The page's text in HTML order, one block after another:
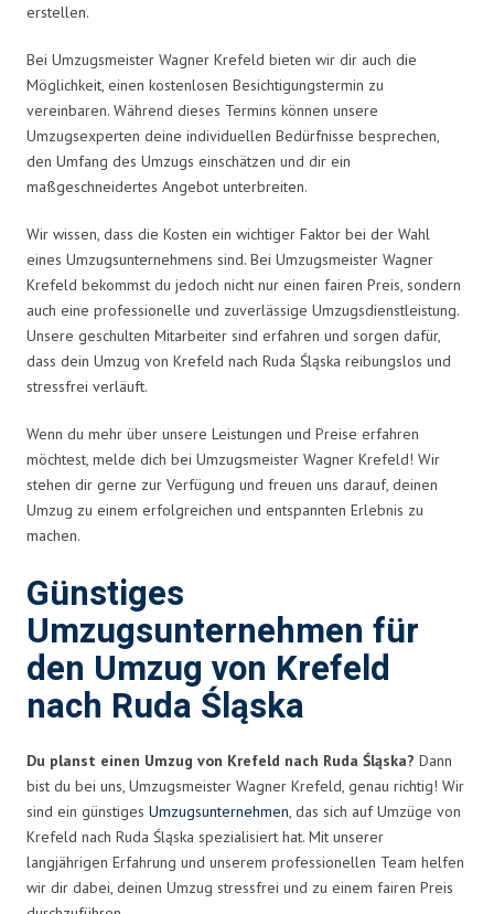
erstellen.
Bei Umzugsmeister Wagner Krefeld bieten wir dir auch die
Möglichkeit, einen kostenlosen Besichtigungstermin zu
vereinbaren. Während dieses Termins können unsere
Umzugsexperten deine individuellen Bedürfnisse besprechen,
den Umfang des Umzugs einschätzen und dir ein
maßgeschneidertes Angebot unterbreiten.
Wir wissen, dass die Kosten ein wichtiger Faktor bei der Wahl
eines Umzugsunternehmens sind. Bei Umzugsmeister Wagner
Krefeld bekommst du jedoch nicht nur einen fairen Preis, sondern
auch eine professionelle und zuverlässige Umzugsdienstleistung.
Unsere geschulten Mitarbeiter sind erfahren und sorgen dafür,
dass dein Umzug von Krefeld nach Ruda Śląska reibungslos und
stressfrei verläuft.
Wenn du mehr über unsere Leistungen und Preise erfahren
möchtest, melde dich bei Umzugsmeister Wagner Krefeld! Wir
stehen dir gerne zur Verfügung und freuen uns darauf, deinen
Umzug zu einem erfolgreichen und entspannten Erlebnis zu
machen.
Günstiges
Umzugsunternehmen für
den Umzug von Krefeld
nach Ruda Śląska
Du planst einen Umzug von Krefeld nach Ruda Śląska? Dann
bist du bei uns, Umzugsmeister Wagner Krefeld, genau richtig! Wir
sind ein günstiges Umzugsunternehmen, das sich auf Umzüge von
Krefeld nach Ruda Śląska spezialisiert hat. Mit unserer
langjährigen Erfahrung und unserem professionellen Team helfen
wir dir dabei, deinen Umzug stressfrei und zu einem fairen Preis